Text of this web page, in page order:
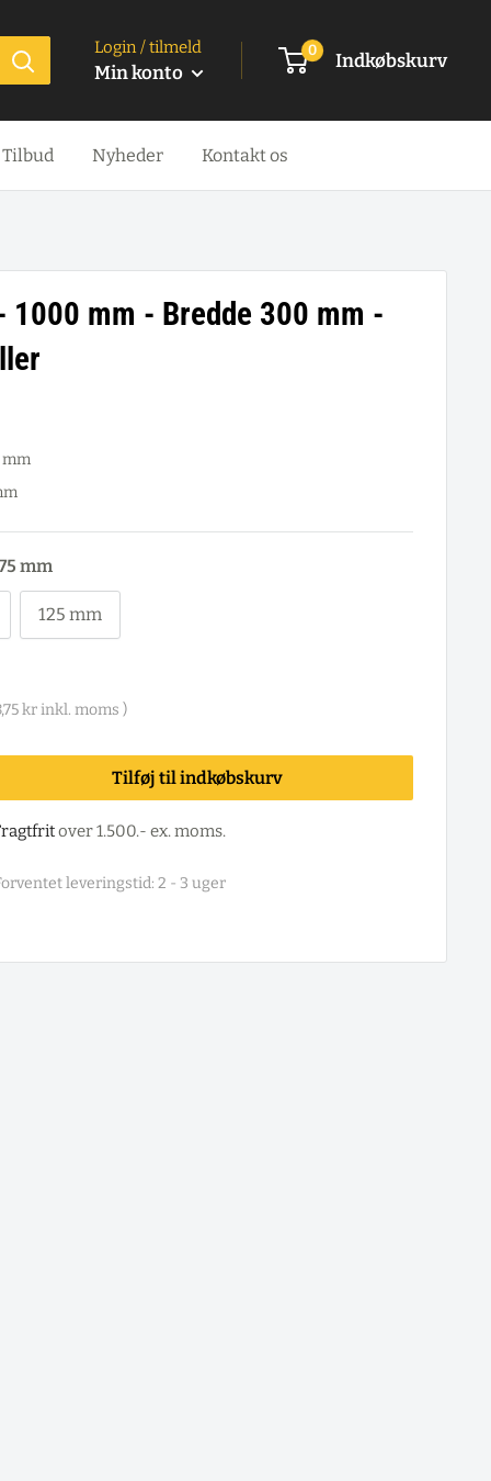
Login / tilmeld
Min konto
0 Indkøbskurv
Tilbud Nyheder Kontakt os
1000 mm - Bredde 300 mm -
mm
mm
125 mm
krinkl. moms )
Tilføj til indkøbskurv
over 1.500.- ex. moms.
leveringstid: 2 - 3 uger